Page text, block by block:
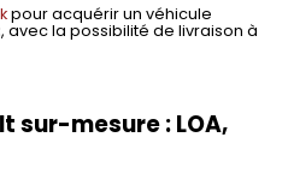
pour acquérir un véhicule
, avec la possibilité de livraison à
sur-mesure : LOA,